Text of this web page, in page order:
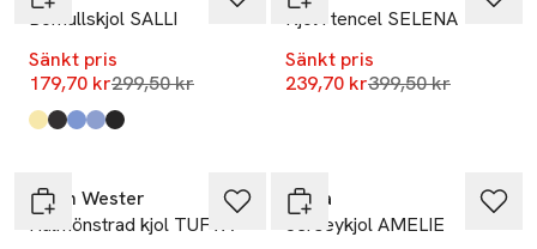
Bomullskjol SALLI
Sänkt pris
179,70 krLägsta pris 30 dagar
299,50 kr
Produkten finns i färgerna:
Light Yellow
Dark Brown
Mid Blue Stripe
Light Blue,
Black,
Kjol i tencel SELENA
Sänkt pris
239,70 krLägsta pris 30
399,50 kr
Carin Wester
Hålmönstrad kjol TUFVA
Wera
Jerseykjol AMELIE